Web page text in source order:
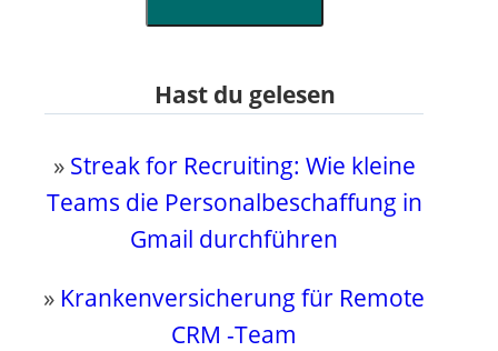
Hast du gelesen
» Streak for Recruiting: Wie kleine
Teams die Personalbeschaffung in
Gmail durchführen
» Krankenversicherung für Remote
CRM -Team